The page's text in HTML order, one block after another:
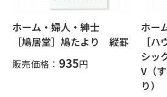
ホーム・婦人・紳士
［鳩居堂］鳩たより 縦罫
販売価格： 935円
ホー
［
シッ
V（
り）